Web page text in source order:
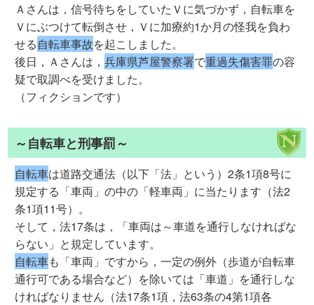
Ａさんは，信号待ちをしていたＶに気づかず，自転車を
Ｖにぶつけて転倒させ，Ｖに加療約1か月の怪我を負わ
せる自転車事故を起こしました。
後日，Ａさんは，兵庫県芦屋警察署で重過失傷害罪の容
疑で取調べを受けました。
（フィクションです）
～自転車と刑事罰～
自転車は道路交通法（以下「法」という）2条1項8号に
規定する「車両」の中の「軽車両」に当たります（法2
条1項11号）。
そして，法17条は，「車両は～車道を通行しなければな
らない」と規定しています。
自転車も「車両」ですから，一定の例外（歩道が自転車
通行可である場合など）を除いては「車道」を通行しな
ければなりません（法17条1項，法63条の4第1項各